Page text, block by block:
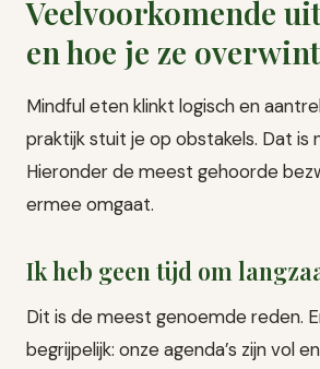
Veelvoorkomende
en hoe je ze overwint
Mindful eten klinkt logisch en
praktijk stuit je op obstakels. Dat is
Hieronder de meest gehoorde
ermee omgaat.
Ik heb geen tijd om
Dit is de meest genoemde reden.
begrijpelijk: onze agenda’s zijn vol